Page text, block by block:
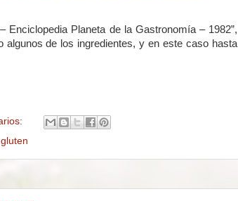
Enciclopedia Planeta de la Gastronomía – 1982”,
de los ingredientes, y en este caso hasta